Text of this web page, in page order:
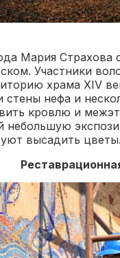
Мария
Участники
храма XIV
нефа и
кровлю и
небольшую
высадить цветы.